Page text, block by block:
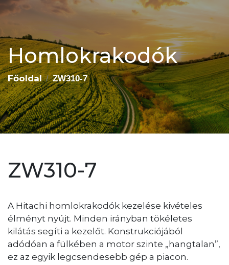
Homlokrakodók
Főoldal ZW310-7
ZW310-7
A Hitachi homlokrakodók kezelése kivételes
élményt nyújt. Minden irányban tökéletes
kilátás segíti a kezelőt. Konstrukciójából
adódóan a fülkében a motor szinte „hangtalan”,
ez az egyik legcsendesebb gép a piacon.